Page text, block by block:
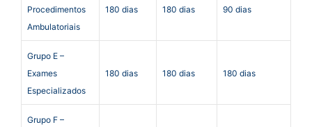
Procedimentos
Ambulatoriais
180 dias 180 dias 90 dias
Grupo E –
Exames
Especializados
180 dias 180 dias 180 dias
Grupo F –